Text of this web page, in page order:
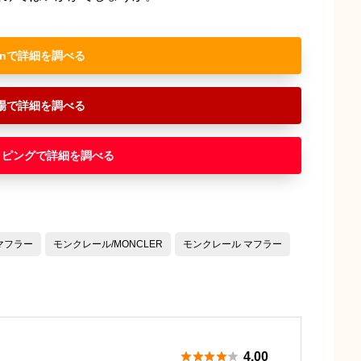
ング
フラー モンクレール/MONCLER モンクレール マフラー
 4.00